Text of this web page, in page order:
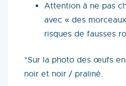
Attention à ne pas
avec « des
risques de fausses
*Sur la photo des œufs
noir et noir / praliné.